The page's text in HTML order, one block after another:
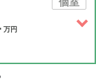
万円